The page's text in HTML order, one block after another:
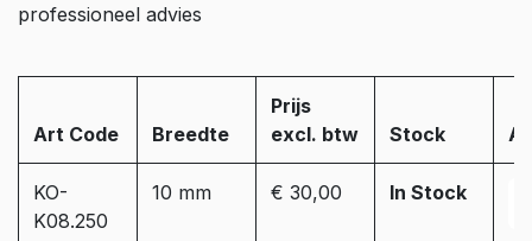
professioneel advies
Art Code Breedte
Prijs
excl. btw
Stock
KO-
K08.250
10 mm € 30,00 In Stock